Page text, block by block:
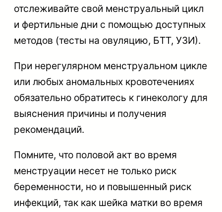
отслеживайте свой менструальный цикл
и фертильные дни с помощью доступных
методов (тесты на овуляцию, БТТ, УЗИ).
При нерегулярном менструальном цикле
или любых аномальных кровотечениях
обязательно обратитесь к гинекологу для
выяснения причины и получения
рекомендаций.
Помните, что половой акт во время
менструации несет не только риск
беременности, но и повышенный риск
инфекций, так как шейка матки во время